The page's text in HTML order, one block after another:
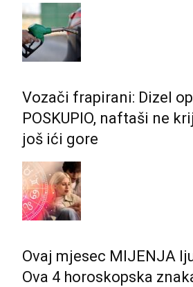
Vozači frapirani: Dizel
POSKUPIO, naftaši ne
još ići gore
Ovaj mjesec MIJENJA
Ova 4 horoskopska